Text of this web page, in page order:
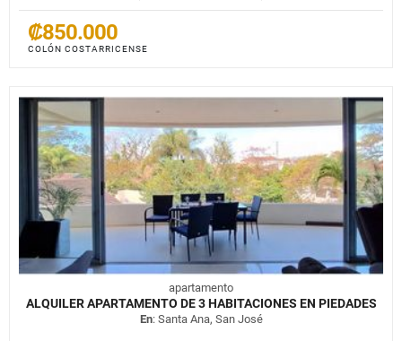
₡850.000
COLÓN COSTARRICENSE
apartamento
ALQUILER APARTAMENTO DE 3 HABITACIONES EN PIEDADES
En: Santa Ana, San José